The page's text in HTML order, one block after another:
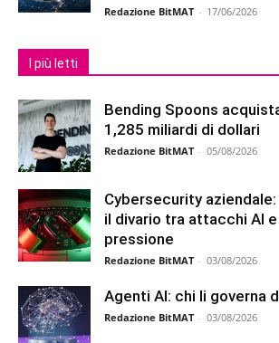
Redazione BitMAT - 17/06/2026
I più letti
Bending Spoons
1,285 miliardi di dollari
Redazione BitMAT - 05/08/2026
Cybersecurity
il divario tra attacchi AI
pressione
Redazione BitMAT - 03/08/2026
Agenti AI: chi li governa
Redazione BitMAT - 03/08/2026